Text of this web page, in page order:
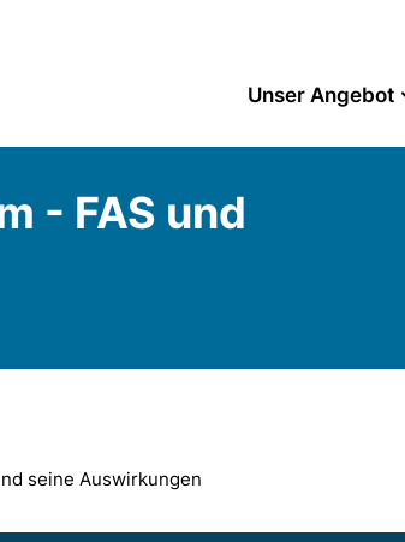
Unser Angebot
- FAS und
seine Auswirkungen